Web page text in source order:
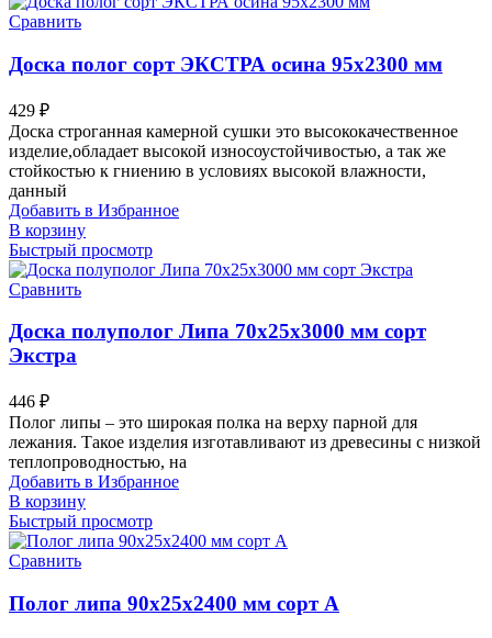
Сравнить
Доска полог сорт ЭКСТРА осина 95х2300 мм
429 ₽
Доска строганная камерной сушки это высококачественное
изделие,обладает высокой износоустойчивостью, а так же
стойкостью к гниению в условиях высокой влажности,
данный
Добавить в Избранное
В корзину
Быстрый просмотр
Сравнить
Доска полуполог Липа 70х25х3000 мм сорт
Экстра
446 ₽
Полог липы – это широкая полка на верху парной для
лежания. Такое изделия изготавливают из древесины с низкой
теплопроводностью, на
Добавить в Избранное
В корзину
Быстрый просмотр
Сравнить
Полог липа 90х25х2400 мм сорт А